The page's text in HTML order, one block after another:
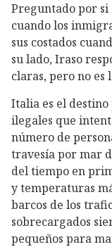
Preguntado por
cuando los
sus costados
su lado, Iraso
claras, pero no es
Italia es el
ilegales que
número de
travesía por mar
del tiempo en
y temperaturas
barcos de los
sobrecargados
pequeños para